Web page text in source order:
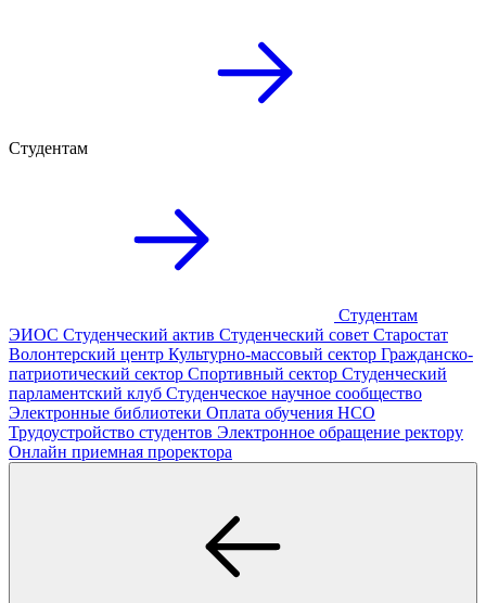
Студентам
Студентам
ЭИОС Студенческий актив Студенческий совет Старостат
Волонтерский центр Культурно-массовый сектор Гражданско-
патриотический сектор Спортивный сектор Студенческий
парламентский клуб Студенческое научное сообщество
Электронные библиотеки Оплата обучения НСО
Трудоустройство студентов Электронное обращение ректору
Онлайн приемная проректора